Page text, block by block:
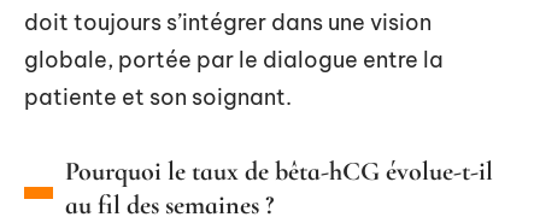
doit toujours s’intégrer dans une vision
globale, portée par le dialogue entre la
patiente et son soignant.
Pourquoi le taux de bêta-hCG évolue-t-il
au fil des semaines ?